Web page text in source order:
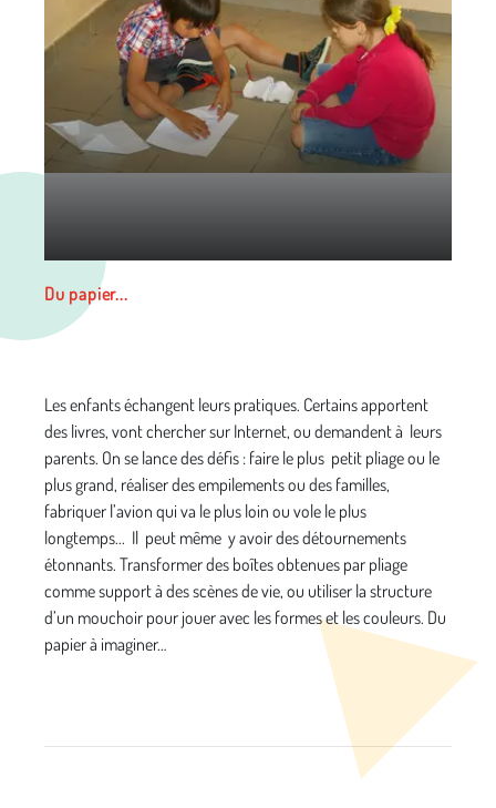
Du papier...
Les enfants échangent leurs pratiques. Certains apportent
des livres, vont chercher sur Internet, ou demandent à leurs
parents. On se lance des défis : faire le plus petit pliage ou le
plus grand, réaliser des empilements ou des familles,
fabriquer l’avion qui va le plus loin ou vole le plus
longtemps... Il peut même y avoir des détournements
étonnants. Transformer des boîtes obtenues par pliage
comme support à des scènes de vie, ou utiliser la structure
d’un mouchoir pour jouer avec les formes et les couleurs. Du
papier à imaginer…